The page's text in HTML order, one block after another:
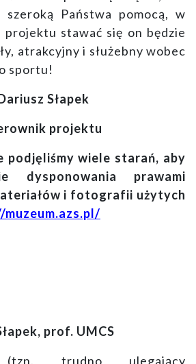
Państwa pomocą, w
projektu stawać się on będzie
atrakcyjny i służebny wobec
sportu!
Słapek
projektu
podjęliśmy wiele starań, aby
dysponowania prawami
i fotografii użytych
prof. UMCS
(tzn. trudno ulegający